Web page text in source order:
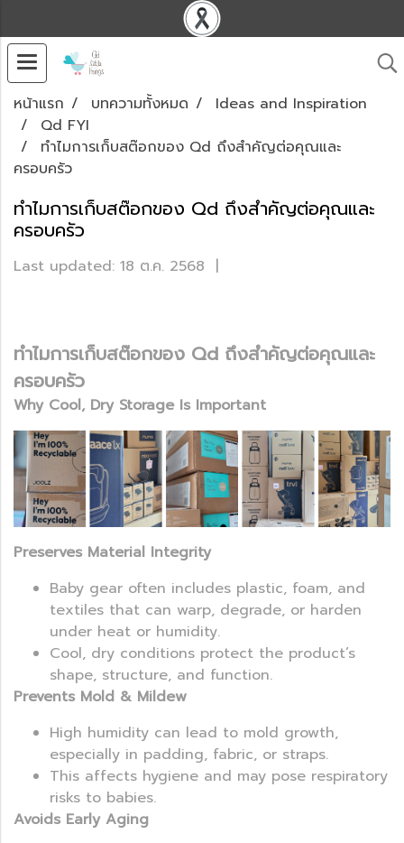
หน้าแรก บทความทั้งหมด
Ideas and Inspiration
Qd FYI
ทำไมการเก็บสต๊อกของ Qd ถึงสำคัญต่อคุณและ
ครอบครัว
ทำไมการเก็บสต๊อกของ Qd ถึงสำคัญต่อคุณและ
ครอบครัว
Last updated: 18 ต.ค. 2568 |
ทำไมการเก็บสต๊อกของ Qd ถึงสำคัญต่อคุณและ
ครอบครัว
Why Cool, Dry Storage Is Important
Preserves Material Integrity
Baby gear often includes plastic, foam, and
textiles that can warp, degrade, or harden
under heat or humidity.
Cool, dry conditions protect the product’s
shape, structure, and function.
Prevents Mold & Mildew
High humidity can lead to mold growth,
especially in padding, fabric, or straps.
This affects hygiene and may pose respiratory
risks to babies.
Avoids Early Aging